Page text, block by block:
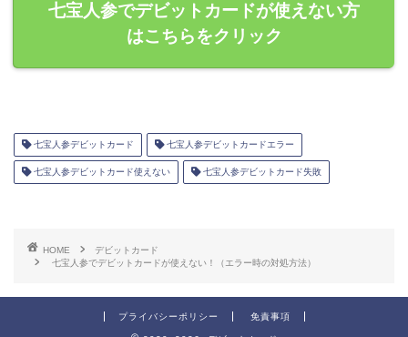
七宝人参でデビットカードが使えない方
はこちらをクリック
七宝人参デビットカード 七宝人参デビットカードエラー
七宝人参デビットカード使えない 七宝人参デビットカード失敗
HOME
デビットカード
七宝人参でデビットカードが使えない！（エラー時の対処方法）
プライバシーポリシー 免責事項